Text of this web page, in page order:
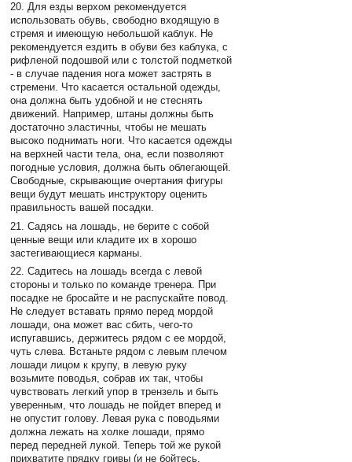
20. Для езды верхом рекомендуется
использовать обувь, свободно входящую в
стремя и имеющую небольшой каблук. Не
рекомендуется ездить в обуви без каблука, с
рифленой подошвой или с толстой подметкой
- в случае падения нога может застрять в
стремени. Что касается остальной одежды,
она должна быть удобной и не стеснять
движений. Например, штаны должны быть
достаточно эластичны, чтобы не мешать
высоко поднимать ноги. Что касается одежды
на верхней части тела, она, если позволяют
погодные условия, должна быть облегающей.
Свободные, скрывающие очертания фигуры
вещи будут мешать инструктору оценить
правильность вашей посадки.
21. Садясь на лошадь, не берите с собой
ценные вещи или кладите их в хорошо
застегивающиеся карманы.
22. Садитесь на лошадь всегда с левой
стороны и только по команде тренера. При
посадке не бросайте и не распускайте повод.
Не следует вставать прямо перед мордой
лошади, она может вас сбить, чего-то
испугавшись, держитесь рядом с ее мордой,
чуть слева. Встаньте рядом с левым плечом
лошади лицом к крупу, в левую руку
возьмите поводья, собрав их так, чтобы
чувствовать легкий упор в трензель и быть
уверенным, что лошадь не пойдет вперед и
не опустит голову. Левая рука с поводьями
должна лежать на холке лошади, прямо
перед передней лукой. Теперь той же рукой
прихватите прядку гривы (и не бойтесь,